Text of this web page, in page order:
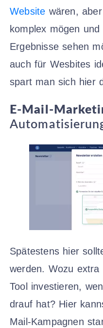
Website wären,
komplex mögen
Ergebnisse sehen
auch für Wesbites
spart man sich hier
E-Mail-
Spätestens hier
werden. Wozu
Tool investieren,
drauf hat? Hier
Mail-Kampagnen